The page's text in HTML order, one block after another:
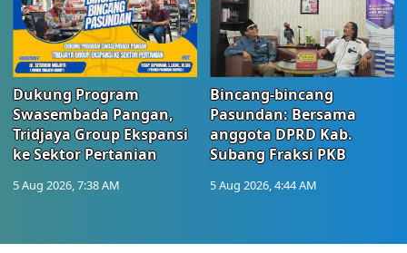
Dukung Program
Swasembada Pangan,
Tridjaya Group Ekspansi
ke Sektor Pertanian
5 Aug 2026, 7:38 AM
Bincang-bincang
Pasundan: Bersama
anggota DPRD Kab.
Subang Fraksi PKB
5 Aug 2026, 4:44 AM